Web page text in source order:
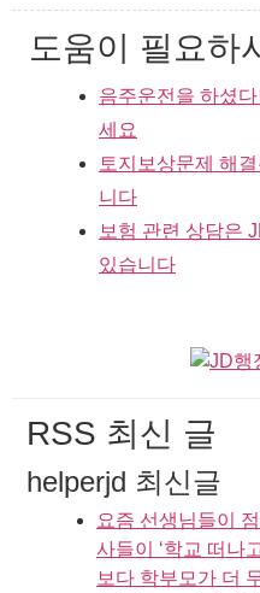
도움이 필요하
음주운전을 하셨
세요
토지보상문제 해
니다
보험 관련 상담은
있습니다
RSS 최신 글
helperjd 최신글
요즘 선생님들이
사들이 ‘학교 떠나
보다 학부모가 더